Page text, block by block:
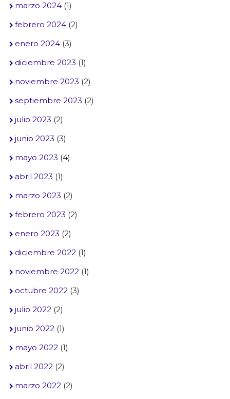
marzo 2024(1)
febrero 2024(2)
enero 2024(3)
diciembre 2023 (1)
noviembre 2023 (2)
septiembre 2023 (2)
julio 2023 (2)
junio 2023 (3)
mayo 2023 (4)
abril 2023 (1)
marzo 2023 (2)
febrero 2023 (2)
enero 2023 (2)
diciembre 2022(1)
noviembre 2022(1)
octubre 2022(3)
julio 2022(2)
junio 2022(1)
mayo 2022(1)
abril 2022(2)
marzo 2022(2)